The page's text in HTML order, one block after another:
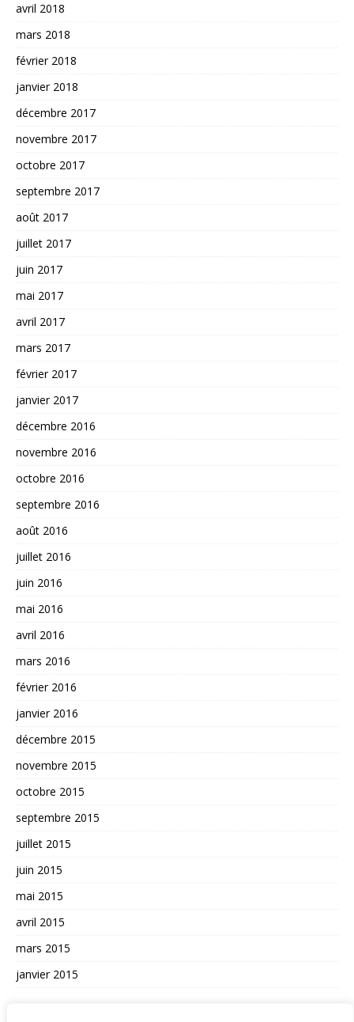
avril 2018
mars 2018
février 2018
janvier 2018
décembre 2017
novembre 2017
octobre 2017
septembre 2017
août 2017
juillet 2017
juin 2017
mai 2017
avril 2017
mars 2017
février 2017
janvier 2017
décembre 2016
novembre 2016
octobre 2016
septembre 2016
août 2016
juillet 2016
juin 2016
mai 2016
avril 2016
mars 2016
février 2016
janvier 2016
décembre 2015
novembre 2015
octobre 2015
septembre 2015
juillet 2015
juin 2015
mai 2015
avril 2015
mars 2015
janvier 2015